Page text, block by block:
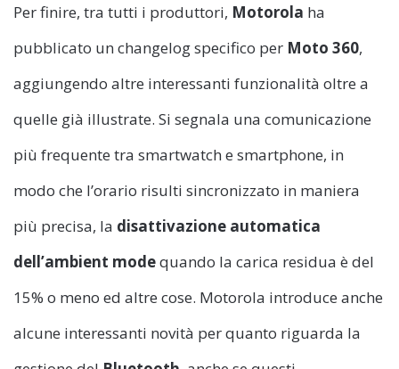
Per finire, tra tutti i produttori, Motorola ha
pubblicato un changelog specifico per Moto 360,
aggiungendo altre interessanti funzionalità oltre a
quelle già illustrate. Si segnala una comunicazione
più frequente tra smartwatch e smartphone, in
modo che l’orario risulti sincronizzato in maniera
più precisa, la disattivazione automatica
dell’ambient modequando la carica residua è del
15% o meno ed altre cose. Motorola introduce anche
alcune interessanti novità per quanto riguarda la